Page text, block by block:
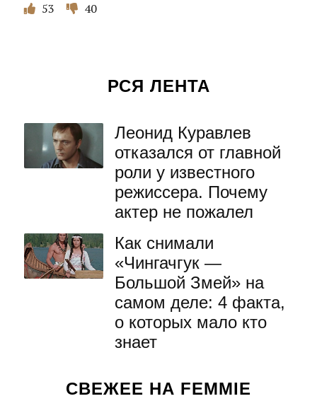
53 40
РСЯ ЛЕНТА
Леонид Куравлев
отказался от главной
роли у известного
режиссера. Почему
актер не пожалел
Как снимали
«Чингачгук —
Большой Змей» на
самом деле: 4 факта,
о которых мало кто
знает
СВЕЖЕЕ НА FEMMIE